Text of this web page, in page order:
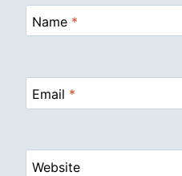
Name *
Email *
Website